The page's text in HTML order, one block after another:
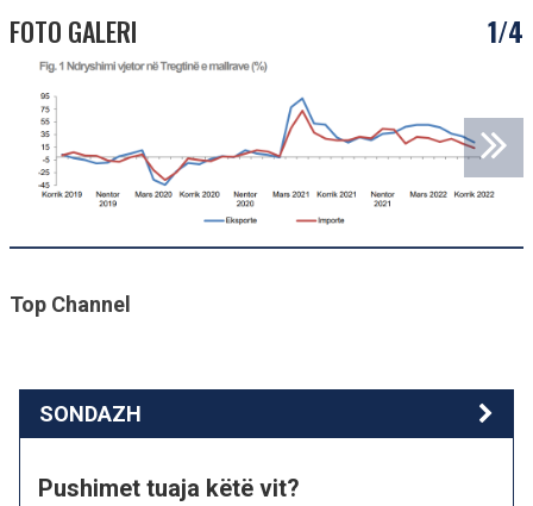
FOTO GALERI 1/4
Top Channel
SONDAZH
Pushimet tuaja këtë vit?